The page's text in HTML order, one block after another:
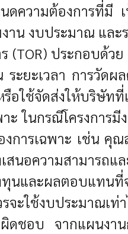
ดความต้องการที่มี
าน งบประมาณ และ
(TOR) ประกอบด้
ยะเวลา การวัดผ
อใช้จัดส่งให้บริษัท
ในกรณีโครงการมี
การเฉพาะ เช่น คุ
สนอความสามารถ
นและผลตอบแทนที่
รจะใช้งบประมาณ
ชอบ จากแผนงาน